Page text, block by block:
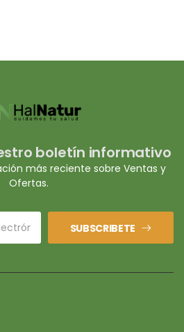
boletín informativo
más reciente sobre Ventas y
Ofertas.
SUBSCRIBETE